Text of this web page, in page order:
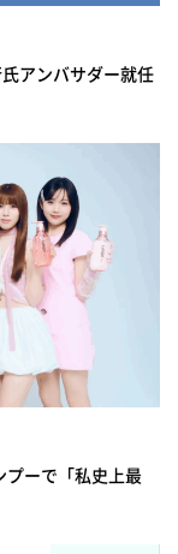
アンバサダー就任
ーで「私史上最